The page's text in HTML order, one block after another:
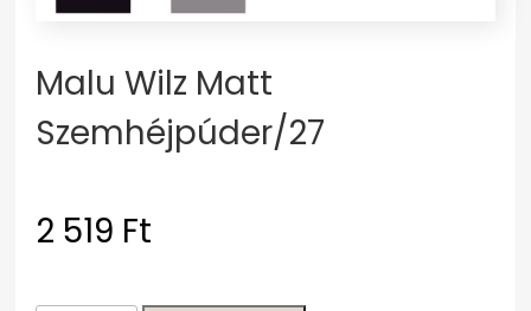
Malu Wilz Matt
Szemhéjpúder/27
2 519 Ft